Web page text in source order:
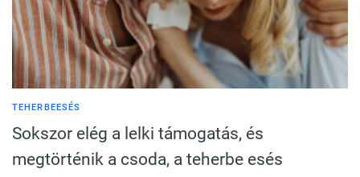
TEHERBEESÉS
Sokszor elég a lelki támogatás, és
megtörténik a csoda, a teherbe esés